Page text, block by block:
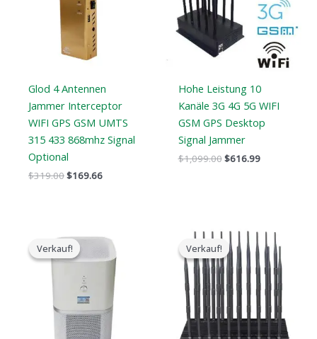
Glod 4 Antennen
Jammer Interceptor
WIFI GPS GSM UMTS
315 433 868mhz Signal
Optional
$319.00$169.66
Hohe Leistung 10
Kanäle 3G 4G 5G WIFI
GSM GPS Desktop
Signal Jammer
$1,099.00$616.99
Verkauf!
Verkauf!
ursprüngliche
Preis
war:
$17,999.00.
Verkauf!
Verkauf!
Der
ursprüngliche
Preis
war:
$1,399.00.
Der
aktuelle
Preis
ist:
$749.99.